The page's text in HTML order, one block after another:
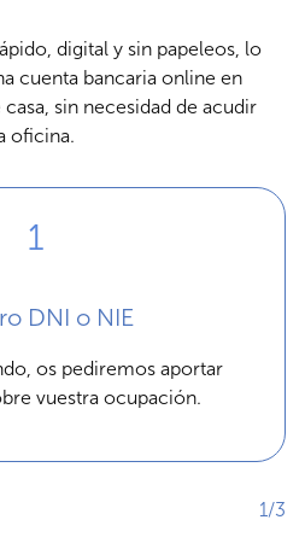
digital y sin papeleos, lo
cuenta bancaria online en
sin necesidad de acudir
oficina.
DNI o NIE
os pediremos aportar
vuestra ocupación.
1/3